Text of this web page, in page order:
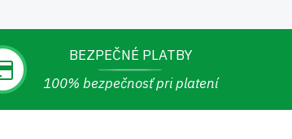
BEZPEČNÉ PLATBY
100% bezpečnosť pri platení